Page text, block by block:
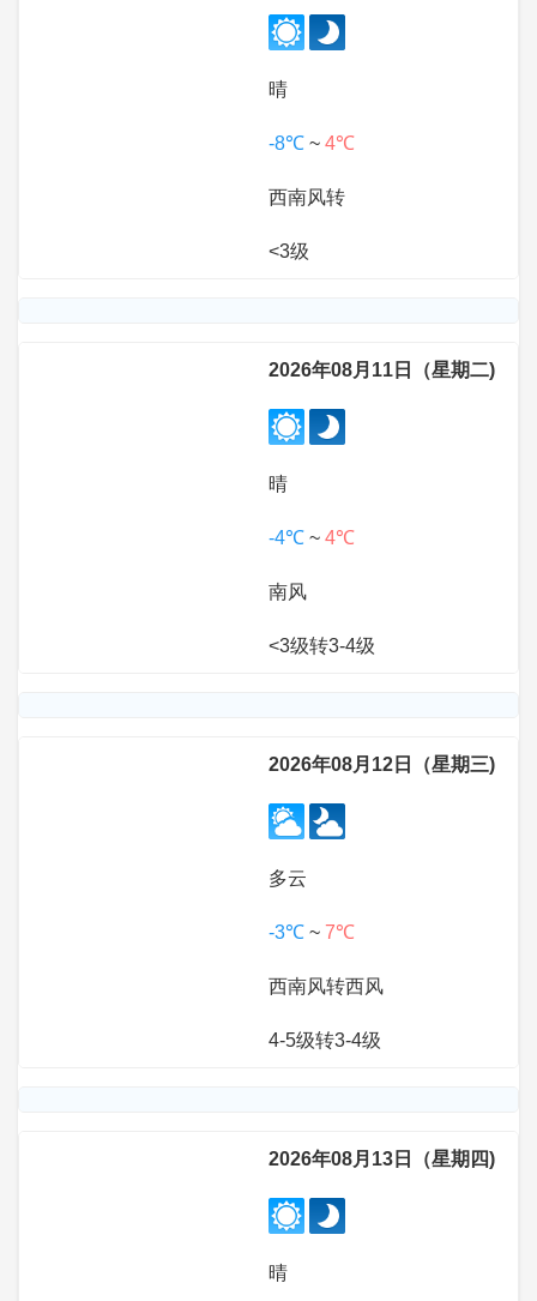
晴
-8℃ ~ 4℃
西南风转
<3级
2026年08月11日（星期二)
晴
-4℃ ~ 4℃
南风
<3级转3-4级
2026年08月12日（星期三)
多云
-3℃ ~ 7℃
西南风转西风
4-5级转3-4级
2026年08月13日（星期四)
晴